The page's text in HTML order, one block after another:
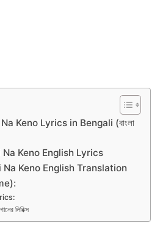
Keno Lyrics in Bengali (বাংলা
Keno English Lyrics
Keno English Translation
লিরিক্স